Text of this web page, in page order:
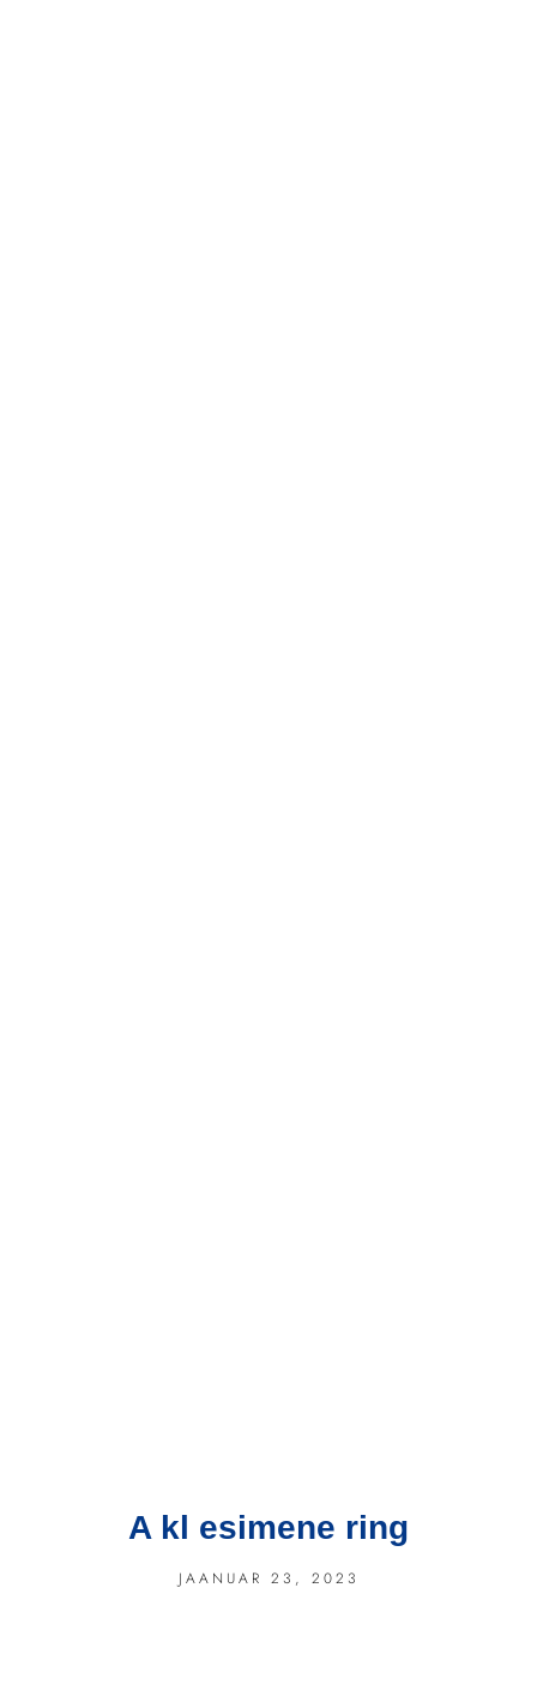
A kl esimene ring
JAANUAR 23, 2023